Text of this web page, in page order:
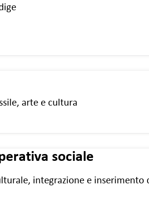
arte e cultura
sociale
integrazione e inserimento